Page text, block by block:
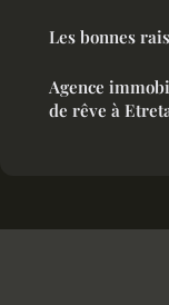
Les bonnes
Agence
de rêve à